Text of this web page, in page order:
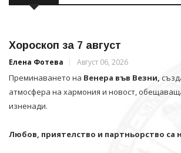
Хороскоп за 7 август
Елена Фотева Август 06, 2026
Преминаването на Венера във Везни,
атмосфера на хармония и новост,
изненади.
Любов, приятелство и партньорство са